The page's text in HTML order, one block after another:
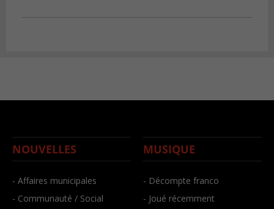
NOUVELLES
- Affaires municipales
- Communauté / Social
MUSIQUE
- Décompte franco
- Joué récemment